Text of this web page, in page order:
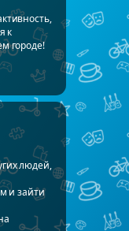
к
городе!
людей,
и зайти